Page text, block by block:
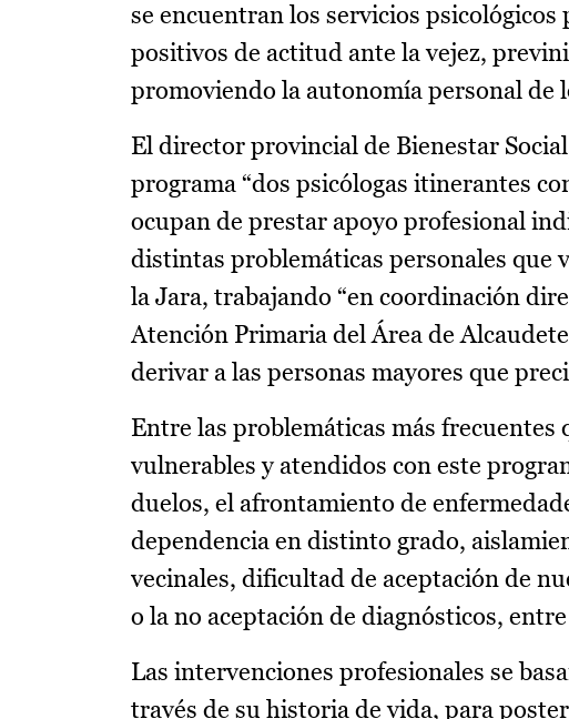
se encuentran los servicios
positivos de actitud ante la vejez,
promoviendo la autonomía personal de
El director provincial de Bienestar
programa “dos psicólogas itinerantes
ocupan de prestar apoyo profesional
distintas problemáticas personales que
la Jara, trabajando “en coordinación
Atención Primaria del Área de
derivar a las personas mayores que
Entre las problemáticas más frecuentes
vulnerables y atendidos con este
duelos, el afrontamiento de
dependencia en distinto grado,
vecinales, dificultad de aceptación de
o la no aceptación de diagnósticos,
Las intervenciones profesionales se
través de su historia de vida, para